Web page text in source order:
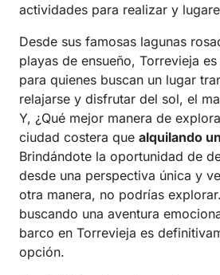
actividades para realizar y
Desde sus famosas lagunas
playas de ensueño, Torrevieja es
para quienes buscan un lugar
relajarse y disfrutar del sol, el
Y, ¿Qué mejor manera de
ciudad costera que alquilando
Brindándote la oportunidad de
desde una perspectiva única y
otra manera, no podrías
buscando una aventura
barco en Torrevieja es
opción.